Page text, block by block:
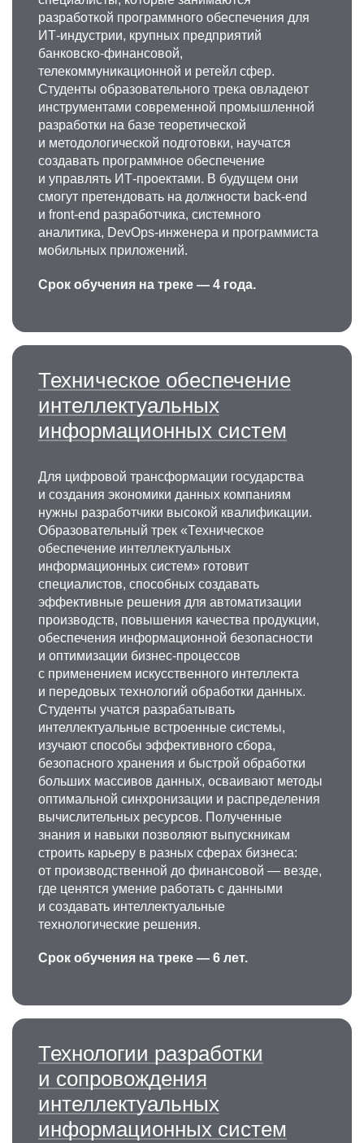
+7 499 230-26-33
nvmokrova@misis.ru
Артур Бунтавович Ваттана
Старший преподаватель кафедры
инфокоммуникационных технологий
Область научных интересов: прикладные
системах, микроэлектроника,
структуры.
разработкой программного обеспечения для
ИТ-индустрии, крупных предприятий
банковско-финансовой,
телекоммуникационной и ретейл сфер.
Студенты образовательного трека овладеют
инструментами современной промышленной
разработки на базе теоретической
и методологической подготовки, научатся
создавать программное обеспечение
и управлять ИТ-проектами. В будущем они
смогут претендовать на должности back-end
и front-end разработчика, системного
аналитика, DevOps-инженера и программиста
мобильных приложений.
Срок обучения на треке — 4 года.
Техническое обеспечение
интеллектуальных
информационных систем
Для цифровой трансформации государства
и создания экономики данных компаниям
нужны разработчики высокой квалификации.
Образовательный трек «Техническое
обеспечение интеллектуальных
информационных систем» готовит
специалистов, способных создавать
эффективные решения для автоматизации
производств, повышения качества продукции,
обеспечения информационной безопасности
и оптимизации бизнес-процессов
с применением искусственного интеллекта
и передовых технологий обработки данных.
Студенты учатся разрабатывать
интеллектуальные встроенные системы,
изучают способы эффективного сбора,
безопасного хранения и быстрой обработки
больших массивов данных, осваивают методы
оптимальной синхронизации и распределения
вычислительных ресурсов. Полученные
знания и навыки позволяют выпускникам
строить карьеру в разных сферах бизнеса:
от производственной до финансовой — везде,
где ценятся умение работать с данными
и создавать интеллектуальные
технологические решения.
Срок обучения на треке — 6 лет.
Технологии разработки
и сопровождения
интеллектуальных
информационных систем